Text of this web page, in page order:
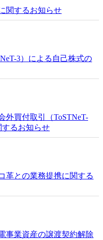
関するお知らせ
3）による自己株式の
外買付取引（ToSTNeT-
るお知らせ
革との業務提携に関する
事業資産の譲渡契約解除